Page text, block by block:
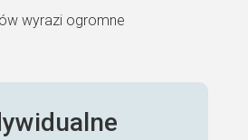
wyrazi ogromne